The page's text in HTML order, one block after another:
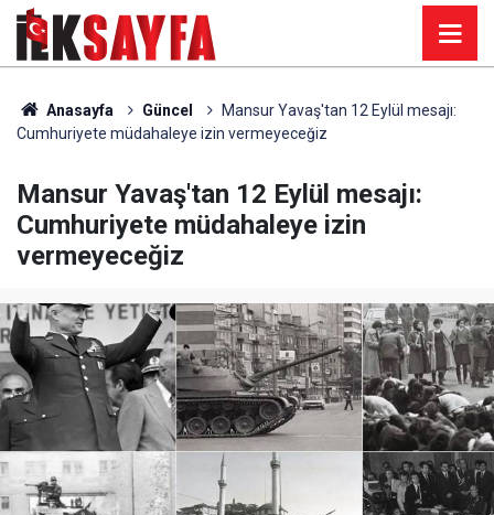
Anasayfa Güncel
Mansur Yavaş'tan 12 Eylül mesajı:
Cumhuriyete müdahaleye izin vermeyeceğiz
Mansur Yavaş'tan 12 Eylül mesajı:
Cumhuriyete müdahaleye izin
vermeyeceğiz